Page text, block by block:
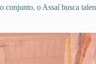
o Assaí busca